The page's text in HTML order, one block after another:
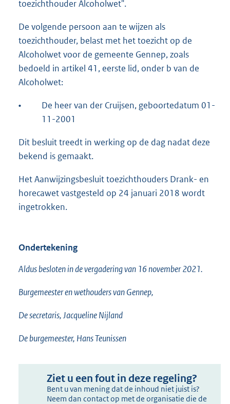
toezichthouder Alcoholwet".
De volgende persoon aan te wijzen als
toezichthouder, belast met het toezicht op de
Alcoholwet voor de gemeente Gennep, zoals
bedoeld in artikel 41, eerste lid, onder b van de
Alcoholwet:
•
De heer van der Cruijsen, geboortedatum 01-
11-2001
Dit besluit treedt in werking op de dag nadat deze
bekend is gemaakt.
Het Aanwijzingsbesluit toezichthouders Drank- en
horecawet vastgesteld op 24 januari 2018 wordt
ingetrokken.
Ondertekening
Aldus besloten in de vergadering van 16 november 2021.
Burgemeester en wethouders van Gennep,
De secretaris, Jacqueline Nijland
De burgemeester, Hans Teunissen
Ziet u een fout in deze regeling?
Bent u van mening dat de inhoud niet juist is?
Neem dan contact op met de organisatie die de